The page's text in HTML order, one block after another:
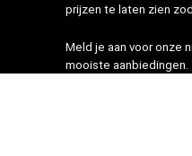
prijzen te laten zien
Meld je aan voor onze
mooiste aanbiedingen.